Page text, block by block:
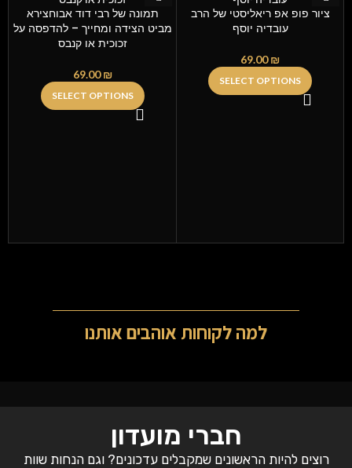
ציור פופ אפ ריאליסטי של הרב
עובדיה יוסף
69.00₪
SELECT OPTIONS
תמונה של רבי דוד אבוחצירא
מביט הצידה ומחייך – להדפסה על
זכוכית או קנבס
69.00₪
SELECT OPTIONS
למה לקוחות אוהבים אותנו
חברי מועדון
רוצים להיות הראשונים שמקבלים עדכונים? וגם הנחות שוות